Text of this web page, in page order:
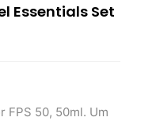
Essentials Set
FPS 50, 50ml. Um